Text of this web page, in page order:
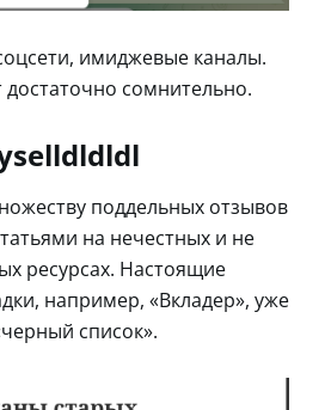
имиджевые каналы.
сомнительно.
поддельных отзывов
на нечестных и не
ресурсах. Настоящие
например, «Вкладер», уже
список».